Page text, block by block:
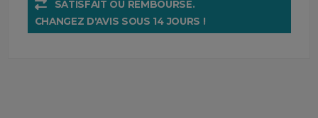
SATISFAIT OU REMBOURSÉ.
CHANGEZ D'AVIS SOUS 14 JOURS !